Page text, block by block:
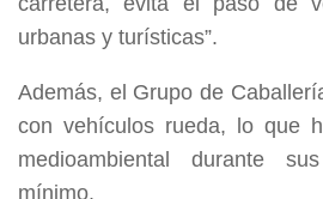
urbanas y turísticas”.
Además, el Grupo de
con vehículos rueda, lo que
medioambiental durante
mínimo.